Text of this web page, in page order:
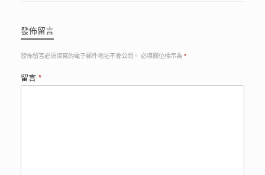
發佈留言
發佈留言必須填寫的電子郵件地址不會公開。 必填欄位標示為 *
留言 *